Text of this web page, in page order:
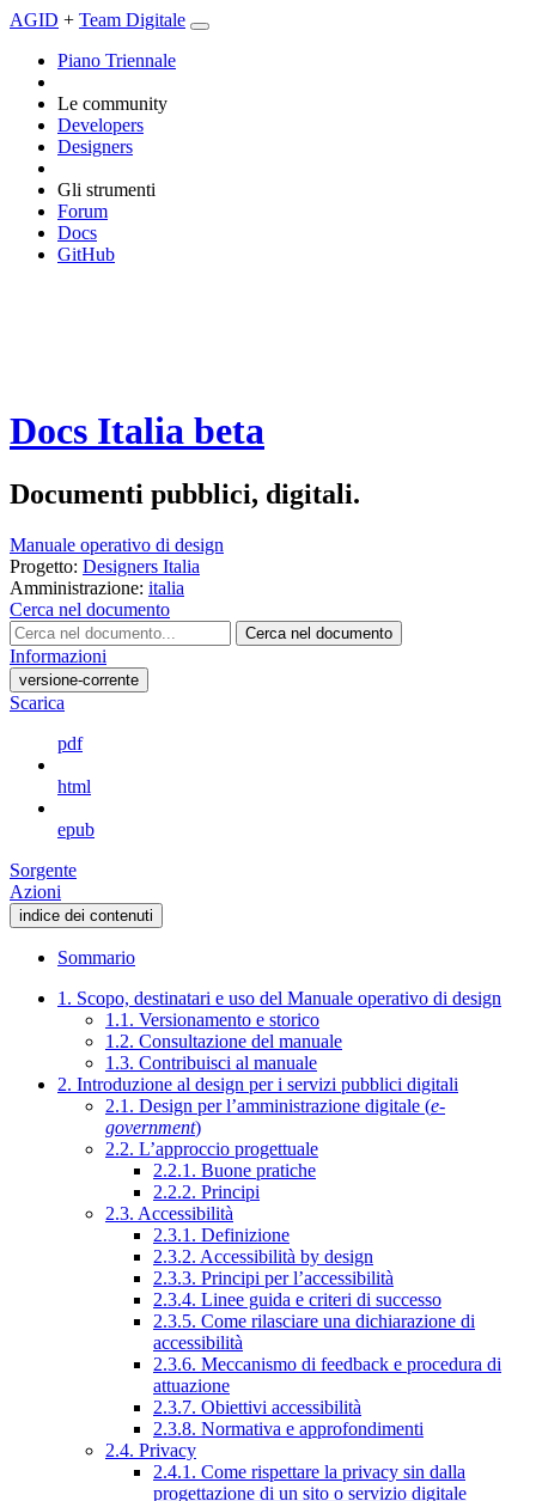
AGID + Team Digitale
Piano Triennale
Le community
Developers
Designers
Gli strumenti
Forum
Docs
GitHub
Docs Italia beta
Documenti pubblici, digitali.
Manuale operativo di design
Progetto: Designers Italia
Amministrazione: italia
Cerca nel documento
Cerca nel documento
Informazioni
versione-corrente
Scarica
pdf
html
epub
Sorgente
Azioni
indice dei contenuti
Sommario
1. Scopo, destinatari e uso del Manuale operativo di design
1.1. Versionamento e storico
1.2. Consultazione del manuale
1.3. Contribuisci al manuale
2. Introduzione al design per i servizi pubblici digitali
2.1. Design per l’amministrazione digitale (e-
government)
2.2. L’approccio progettuale
2.2.1. Buone pratiche
2.2.2. Principi
2.3. Accessibilità
2.3.1. Definizione
2.3.2. Accessibilità by design
2.3.3. Principi per l’accessibilità
2.3.4. Linee guida e criteri di successo
2.3.5. Come rilasciare una dichiarazione di
accessibilità
2.3.6. Meccanismo di feedback e procedura di
attuazione
2.3.7. Obiettivi accessibilità
2.3.8. Normativa e approfondimenti
2.4. Privacy
2.4.1. Come rispettare la privacy sin dalla
progettazione di un sito o servizio digitale